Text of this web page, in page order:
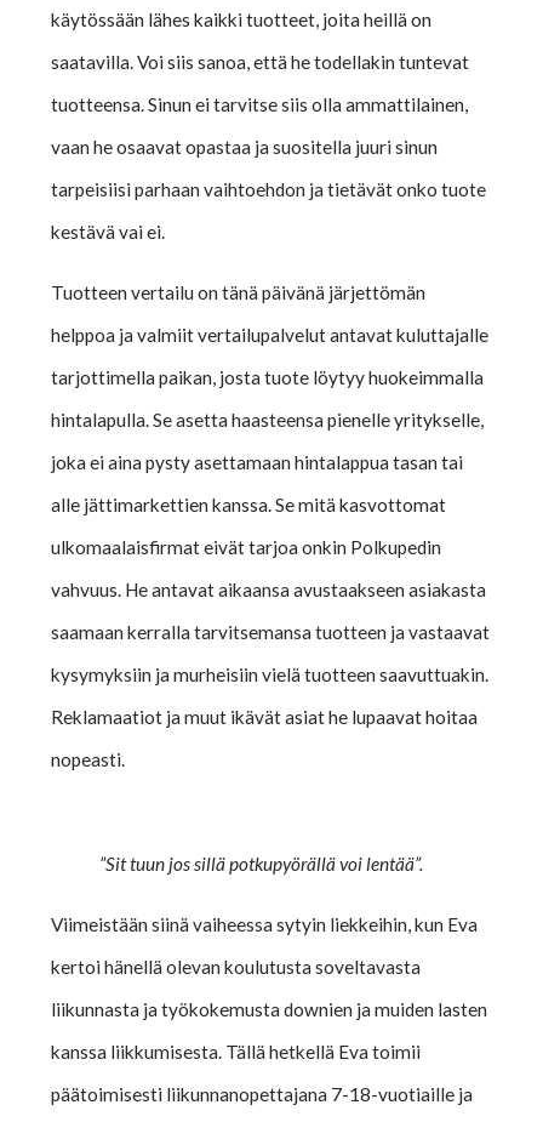
käytössään lähes kaikki tuotteet, joita heillä on
saatavilla. Voi siis sanoa, että he todellakin tuntevat
tuotteensa. Sinun ei tarvitse siis olla ammattilainen,
vaan he osaavat opastaa ja suositella juuri sinun
tarpeisiisi parhaan vaihtoehdon ja tietävät onko tuote
kestävä vai ei.
Tuotteen vertailu on tänä päivänä järjettömän
helppoa ja valmiit vertailupalvelut antavat kuluttajalle
tarjottimella paikan, josta tuote löytyy huokeimmalla
hintalapulla. Se asetta haasteensa pienelle yritykselle,
joka ei aina pysty asettamaan hintalappua tasan tai
alle jättimarkettien kanssa. Se mitä kasvottomat
ulkomaalaisfirmat eivät tarjoa onkin Polkupedin
vahvuus. He antavat aikaansa avustaakseen asiakasta
saamaan kerralla tarvitsemansa tuotteen ja vastaavat
kysymyksiin ja murheisiin vielä tuotteen saavuttuakin.
Reklamaatiot ja muut ikävät asiat he lupaavat hoitaa
nopeasti.
”Sit tuun jos sillä potkupyörällä voi lentää”.
Viimeistään siinä vaiheessa sytyin liekkeihin, kun Eva
kertoi hänellä olevan koulutusta soveltavasta
liikunnasta ja työkokemusta downien ja muiden lasten
kanssa liikkumisesta. Tällä hetkellä Eva toimii
päätoimisesti liikunnanopettajana 7-18-vuotiaille ja